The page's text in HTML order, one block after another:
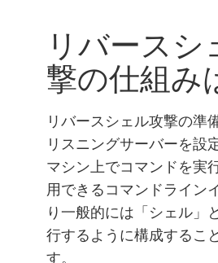
ツール
検出と防止
リスクと結果
クラウドの検出と
セキュリティ体制
CPで安全を確保
リバースシ
撃の仕組み
リバースシェル攻撃の準
リスニングサーバーを設
マシン上でコマンドを実
用できるコマンドライン
り一般的には「シェル」
行するように構成するこ
す。